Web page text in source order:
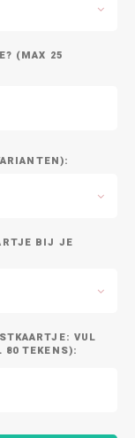
(MAX 25
BIJ JE
VUL
80 TEKENS):